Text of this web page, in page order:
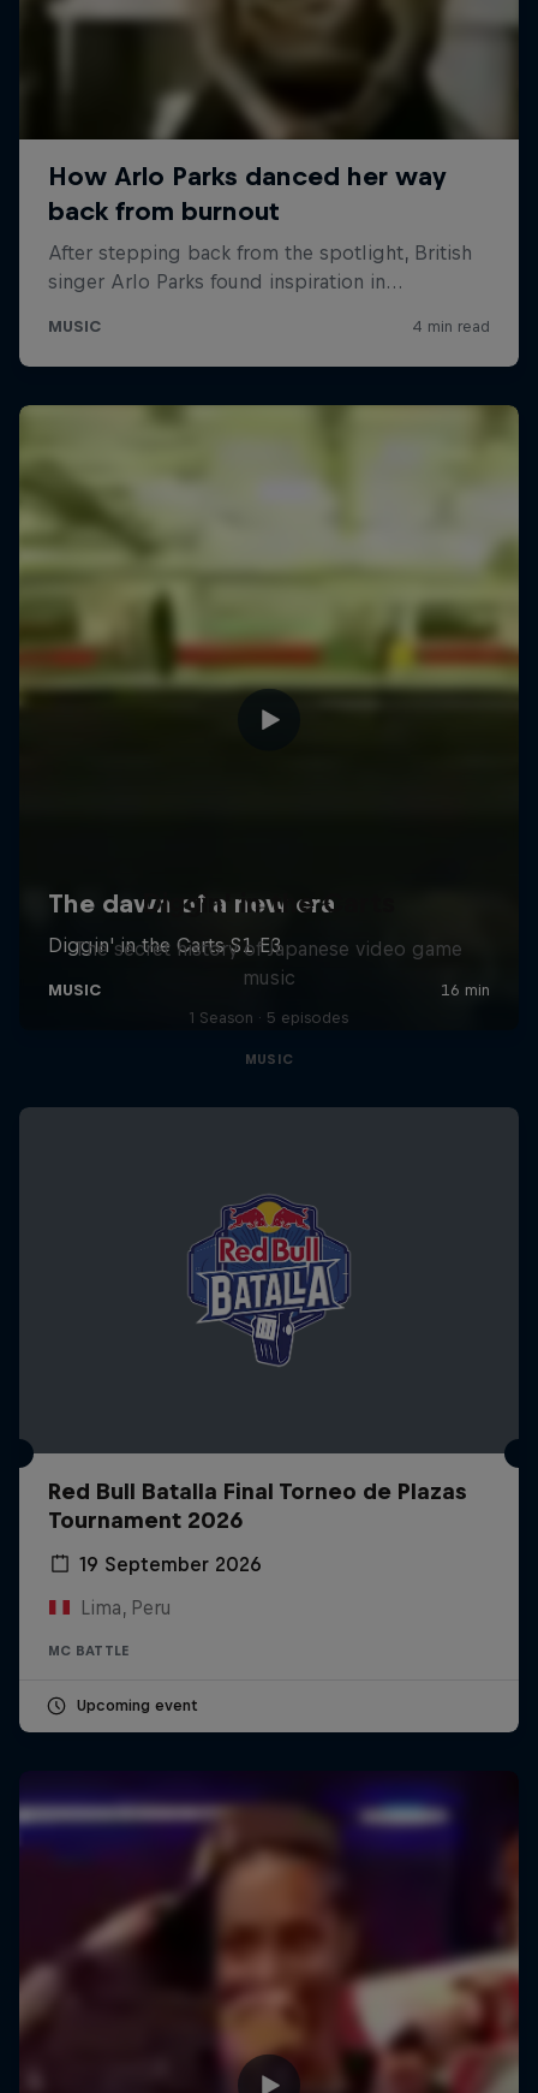
Diggin' in the Carts
The secret history of Japanese video game
music
1 Season · 5 episodes
MUSIC
Red Bull Batalla Final Torneo de Plazas
Tournament 2026
19 September 2026
Lima, Peru
MC BATTLE
Upcoming event